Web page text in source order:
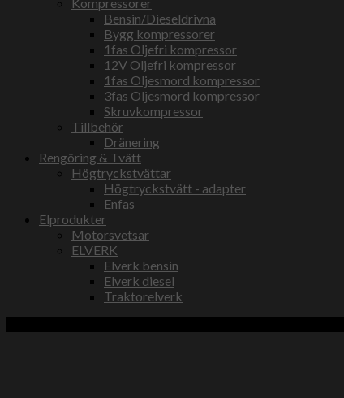
Bensin/Dieseldrivna
Bygg kompressorer
1fas Oljefri kompressor
12V Oljefri kompressor
1fas Oljesmord kompressor
3fas Oljesmord kompressor
Skruvkompressor
Tillbehör
Dränering
Rengöring & Tvätt
Högtryckstvättar
Högtryckstvätt - adapter
Enfas
Elprodukter
Motorsvetsar
ELVERK
Elverk bensin
Elverk diesel
Traktorelverk